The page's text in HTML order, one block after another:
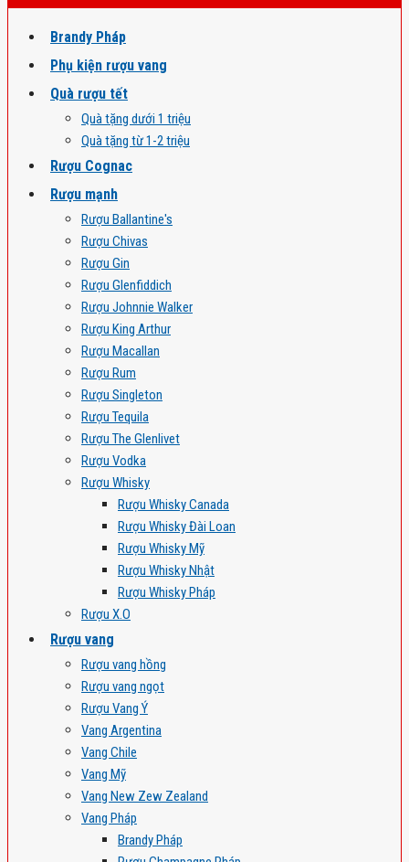
Brandy Pháp
Phụ kiện rượu vang
Quà rượu tết
Quà tặng dưới 1 triệu
Quà tặng từ 1-2 triệu
Rượu Cognac
Rượu mạnh
Rượu Ballantine's
Rượu Chivas
Rượu Gin
Rượu Glenfiddich
Rượu Johnnie Walker
Rượu King Arthur
Rượu Macallan
Rượu Rum
Rượu Singleton
Rượu Tequila
Rượu The Glenlivet
Rượu Vodka
Rượu Whisky
Rượu Whisky Canada
Rượu Whisky Đài Loan
Rượu Whisky Mỹ
Rượu Whisky Nhật
Rượu Whisky Pháp
Rượu X.O
Rượu vang
Rượu vang hồng
Rượu vang ngọt
Rượu Vang Ý
Vang Argentina
Vang Chile
Vang Mỹ
Vang New Zew Zealand
Vang Pháp
Brandy Pháp